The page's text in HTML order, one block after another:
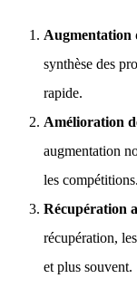
Augmentation
synthèse des
rapide.
Amélioration
augmentation
les compétitions.
Récupération
récupération,
et plus souvent.